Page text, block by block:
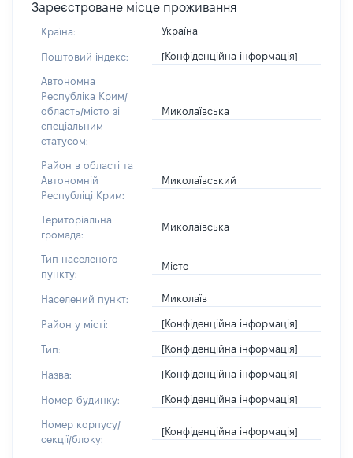
Зареєстроване місце проживання
Країна: Україна
Поштовий індекс: [Конфіденційна інформація]
Автономна
Республіка Крим/
область/місто зі
спеціальним
статусом:
Миколаївська
Район в області та
Автономній
Республіці Крим:
Миколаївський
Територіальна
громада:
Миколаївська
Тип населеного
пункту:
Місто
Населений пункт: Миколаїв
Район у місті: [Конфіденційна інформація]
Тип: [Конфіденційна інформація]
Назва: [Конфіденційна інформація]
Номер будинку: [Конфіденційна інформація]
Номер корпусу/
секції/блоку:
[Конфіденційна інформація]